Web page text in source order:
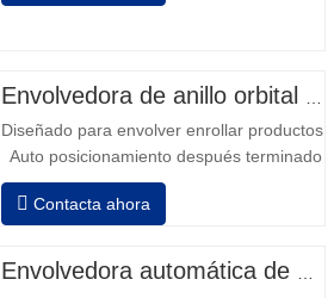
tiempo de carga aprox. 8-10h…
Diseñado para envolver enrollar
Auto posicionamiento después
velocidad, estiramiento fuerza puede ser
Neumático superior plato a prensa bobina
Contacta ahora